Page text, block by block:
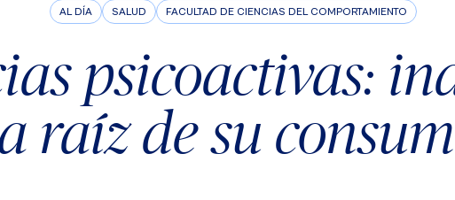
AL DÍA SALUD FACULTAD DE CIENCIAS DEL COMPORTAMIENTO
psicoactivas:
raíz de su